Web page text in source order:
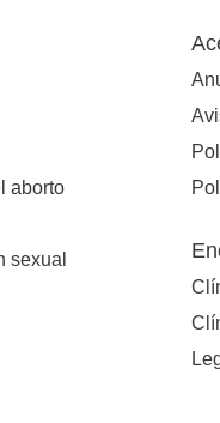
aborto
sexual